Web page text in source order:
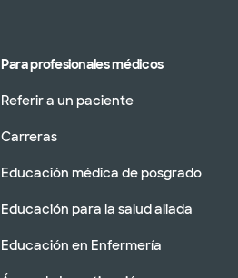
Para profesionales médicos
Referir a un paciente
Carreras
Educación médica de posgrado
Educación para la salud aliada
Educación en Enfermería